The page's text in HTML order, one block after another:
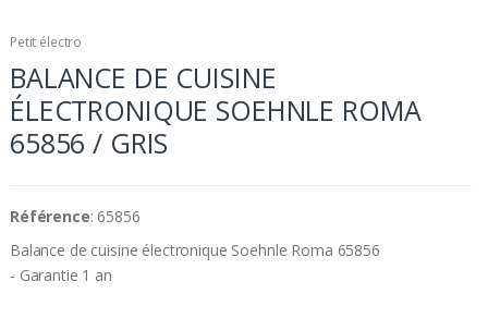
Petit électro
BALANCE DE CUISINE
ÉLECTRONIQUE SOEHNLE ROMA
65856 / GRIS
Référence: 65856
Balance de cuisine électronique Soehnle Roma 65856
- Garantie 1 an